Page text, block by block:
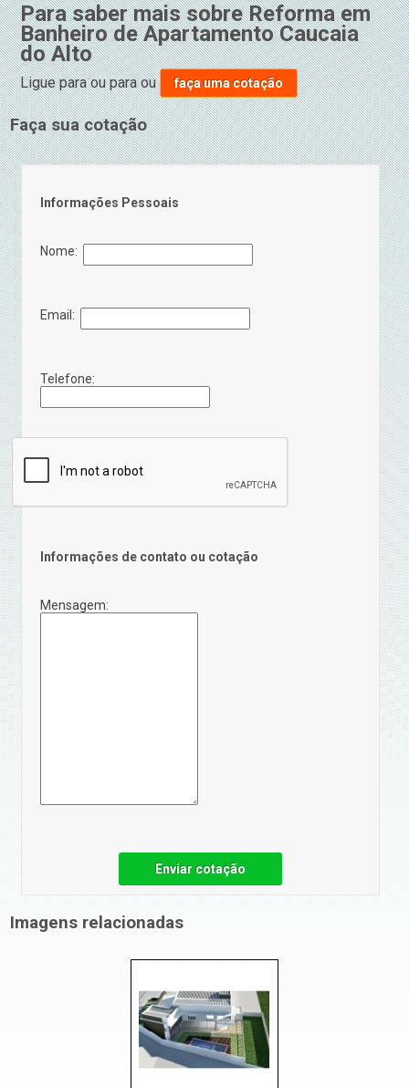
Para saber mais sobre Reforma em
Banheiro de Apartamento Caucaia
do Alto
Ligue paraou paraou faça uma cotação
Faça sua cotação
Informações Pessoais
Nome:
Email:
Telefone:
Informações de contato ou cotação
Mensagem:
Enviar cotação
Imagens relacionadas